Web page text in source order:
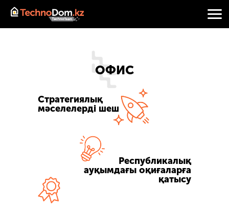
ОФИС
Стратегиялық
мәселелерді шеш
Республикалық
ауқымдағы оқиғаларға
қатысу